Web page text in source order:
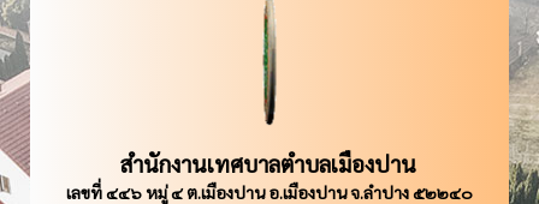
สำนักงานเทศบาลตำบลเมืองปาน
เลขที่ ๔๔๖ หมู่ ๔ ต.เมืองปาน อ.เมืองปาน จ.ลำปาง ๕๒๒๔๐